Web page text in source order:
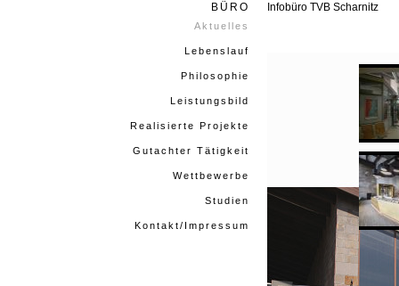
BÜRO
Aktuelles
Lebenslauf
Philosophie
Leistungsbild
Realisierte Projekte
Gutachter Tätigkeit
Wettbewerbe
Studien
Kontakt/Impressum
Infobüro TVB Scharnitz